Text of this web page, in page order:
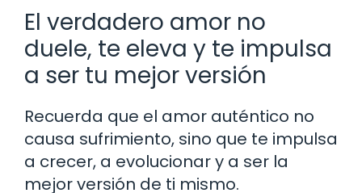
El verdadero amor no
duele, te eleva y te impulsa
a ser tu mejor versión
Recuerda que el amor auténtico no
causa sufrimiento, sino que te impulsa
a crecer, a evolucionar y a ser la
mejor versión de ti mismo.